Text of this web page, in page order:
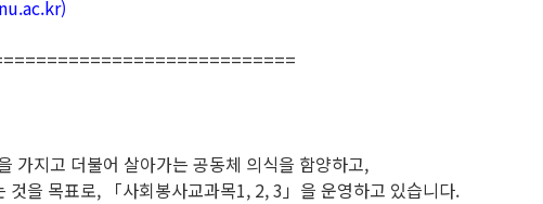
가지고 더불어 살아가는 공동체 의식을 함양하고,
을 목표로, 「사회봉사교과목1, 2, 3」을 운영하고 있습니다.